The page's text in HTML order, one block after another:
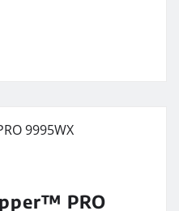
PRO